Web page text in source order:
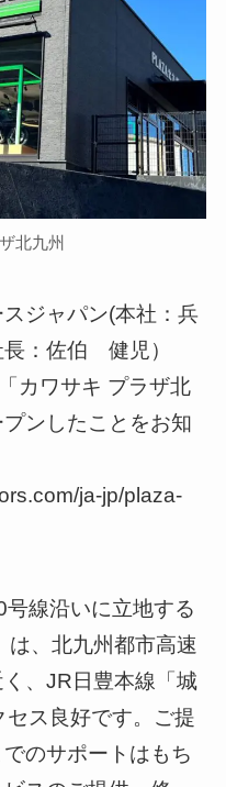
北九州
ジャパン(本社：兵
：佐伯 健児）
カワサキ プラザ北
ンしたことをお知
ja-jp/plaza-
線沿いに立地する
は、北九州都市高速
、JR日豊本線「城
ス良好です。ご提
のサポートはもち